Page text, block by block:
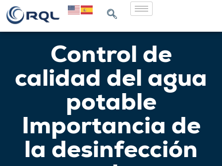
Control de
calidad del agua
potable
Importancia de
la desinfección